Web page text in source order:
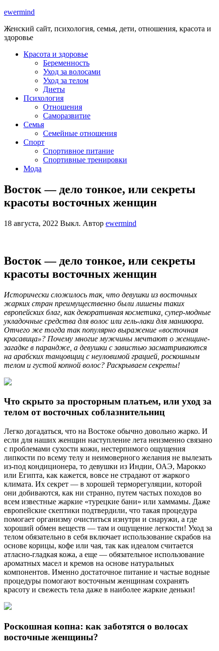
ewermind
Женский сайт, психология, семья, дети, отношения, красота и
здоровье
Красота и здоровье
Беременность
Уход за волосами
Уход за телом
Диеты
Психология
Отношения
Саморазвитие
Семья
Семейные отношения
Спорт
Спортивное питание
Спортивные тренировки
Мода
Восток — дело тонкое, или секреты
красоты восточных женщин
18 августа, 2022 Выкл. Автор ewermind
Восток — дело тонкое, или секреты
красоты восточных женщин
Исторически сложилось так, что девушки из восточных
жарких стран преимущественно были лишены таких
европейских благ, как декоративная косметика, супер-модные
укладочные средства для волос или гель-лаки для маникюра.
Отчего же тогда так популярно выражение «восточная
красавица»? Почему многие мужчины мечтают о женщине-
загадке в парандже, а девушки с завистью засматриваются
на арабских танцовщиц с неуловимой грацией, роскошным
телом и густой копной волос? Раскрываем секреты!
Что скрыто за просторным платьем, или уход за
телом от восточных соблазнительниц
Легко догадаться, что на Востоке обычно довольно жарко. И
если для наших женщин наступление лета неизменно связано
с проблемами сухости кожи, нестерпимого ощущения
липкости по всему телу и неимоверного желания не вылезать
из-под кондиционера, то девушки из Индии, ОАЭ, Марокко
или Египта, как кажется, вовсе не страдают от жаркого
климата. Их секрет — в хорошей терморегуляции, которой
они добиваются, как ни странно, путем частых походов во
всем известные жаркие «турецкие бани» или хаммамы. Даже
европейские скептики подтвердили, что такая процедура
помогает организму очиститься изнутри и снаружи, а где
хороший обмен веществ — там и ощущение легкости! Уход за
телом обязательно в себя включает использование скрабов на
основе корицы, кофе или чая, так как идеалом считается
атласно-гладкая кожа, а еще — обязательное использование
ароматных масел и кремов на основе натуральных
компонентов. Именно достаточное питание и частые водные
процедуры помогают восточным женщинам сохранять
красоту и свежесть тела даже в наиболее жаркие деньки!
Роскошная копна: как заботятся о волосах
восточные женщины?